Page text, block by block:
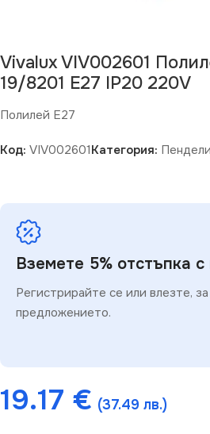
Vivalux VIV002601
19/8201 E27 IP20 220V
Полилей Е27
Код: VIV002601Категория: Пендели
Вземете 5% отстъпка
Регистрирайте се или влезте,
предложението.
19.17 € (37.49 лв.)